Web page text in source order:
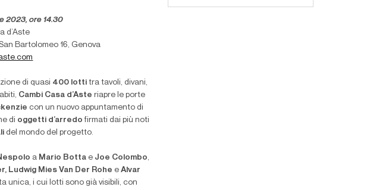
2023, ore 14.30
d’Aste
Bartolomeo 16, Genova
di quasi 400 lotti tra tavoli, divani,
Cambi Casa d’Aste riapre le porte
con un nuovo appuntamento di
di oggetti d’arredo firmati dai più noti
del mondo del progetto.
a Mario Botta e Joe Colombo,
Ludwig Mies Van Der Rohe e Alvar
unica, i cui lotti sono già visibili, con